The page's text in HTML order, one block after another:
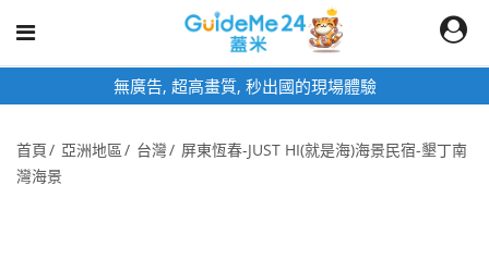
即時影像頁面為固定網址,
首頁 亞洲地區 台灣
屏東恆春-JUST HI(就是海)海景民宿-墾丁南
灣海景